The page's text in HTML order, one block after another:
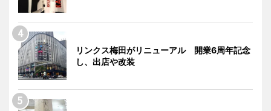
リンクス梅田がリニューアル 開業6周年記念
し、出店や改装